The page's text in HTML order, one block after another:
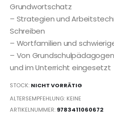
Grundwortschatz
– Strategien und
Schreiben
– Wortfamilien und
– Von
und im Unterricht eingesetzt
STOCK: NICHT VORRÄTIG
ALTERSEMPFEHLUNG: KEINE
ARTIKELNUMMER: 9783411060672